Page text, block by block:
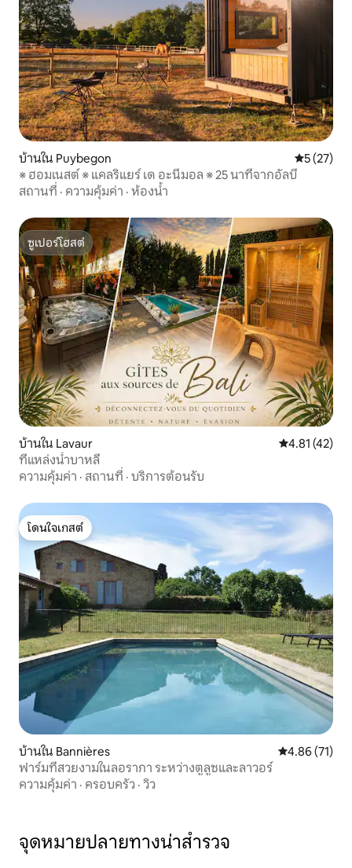
บ้านใน Puybegon คะแนนเฉลี่
5 (27)
※ ฮอมเนสต์ ※ แคลริแยร์ เด อะนีมอล ※ 25 นาทีจากอัลบี
สถานที่ · ความคุ้มค่า · ห้องน้ำ
ซูเปอร์โฮสต์
ซูเปอร์โฮสต์
บ้านใน Lavaur คะแนนเฉลี่ย
4.81 (42)
ที่แหล่งน้ำบาหลี
ความคุ้มค่า · สถานที่ · บริการต้อนรับ
โดนใจเกสต์
โดนใจเกสต์
บ้านใน Bannières คะแนนเฉลี่ย
4.86 (71)
ฟาร์มที่สวยงามในลอรากา ระหว่างตูลูซและลาวอร์
ความคุ้มค่า · ครอบครัว · วิว
จุดหมายปลายทางน่าสำรวจ